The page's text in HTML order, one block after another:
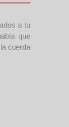
a tu
que
cuerda